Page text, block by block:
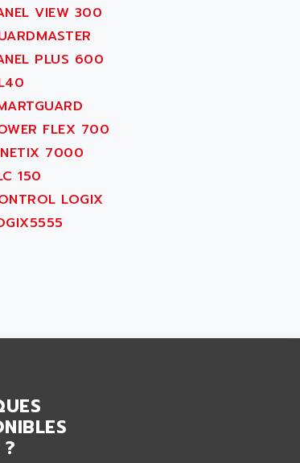
VIEW 300
PLUS 600
FLEX 700
7000
150
LOGIX